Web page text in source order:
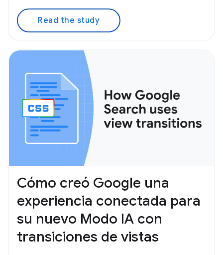
Read the study
Cómo creó Google una
experiencia conectada para
su nuevo Modo IA con
transiciones de vistas